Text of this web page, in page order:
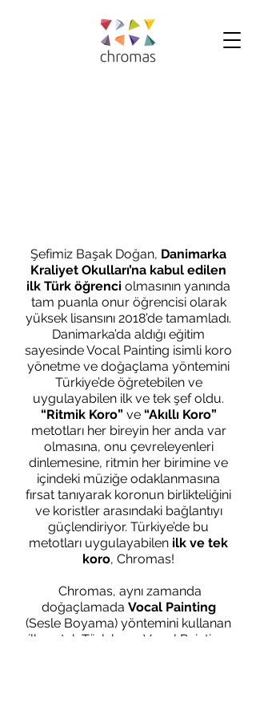
Şefimiz Başak Doğan, Danimarka
Kraliyet Okulları’na kabul edilen
ilk Türk öğrenci olmasının yanında
tam puanla onur öğrencisi olarak
yüksek lisansını 2018’de tamamladı.
Danimarka’da aldığı eğitim
sayesinde Vocal Painting isimli koro
yönetme ve doğaçlama yöntemini
Türkiye’de öğretebilen ve
uygulayabilen ilk ve tek şef oldu.
“Ritmik Koro” ve “Akıllı Koro”
metotları her bireyin her anda var
olmasına, onu çevreleyenleri
dinlemesine, ritmin her birimine ve
içindeki müziğe odaklanmasına
fırsat tanıyarak koronun birlikteliğini
ve koristler arasındaki bağlantıyı
güçlendiriyor. Türkiye’de bu
metotları uygulayabilen ilk ve tek
koro, Chromas!
Chromas, aynı zamanda
doğaçlamada Vocal Painting
(Sesle Boyama) yöntemini kullanan
ilk ve tek Türk koro. Vocal Painting,